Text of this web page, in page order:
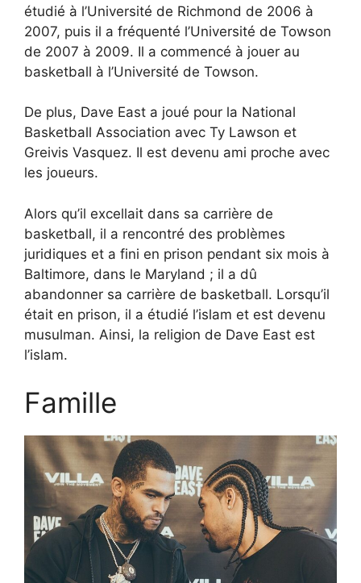
étudié à l’Université de Richmond de 2006 à
2007, puis il a fréquenté l’Université de Towson
de 2007 à 2009. Il a commencé à jouer au
basketball à l’Université de Towson.
De plus, Dave East a joué pour la National
Basketball Association avec Ty Lawson et
Greivis Vasquez. Il est devenu ami proche avec
les joueurs.
Alors qu’il excellait dans sa carrière de
basketball, il a rencontré des problèmes
juridiques et a fini en prison pendant six mois à
Baltimore, dans le Maryland ; il a dû
abandonner sa carrière de basketball. Lorsqu’il
était en prison, il a étudié l’islam et est devenu
musulman. Ainsi, la religion de Dave East est
l’islam.
Famille